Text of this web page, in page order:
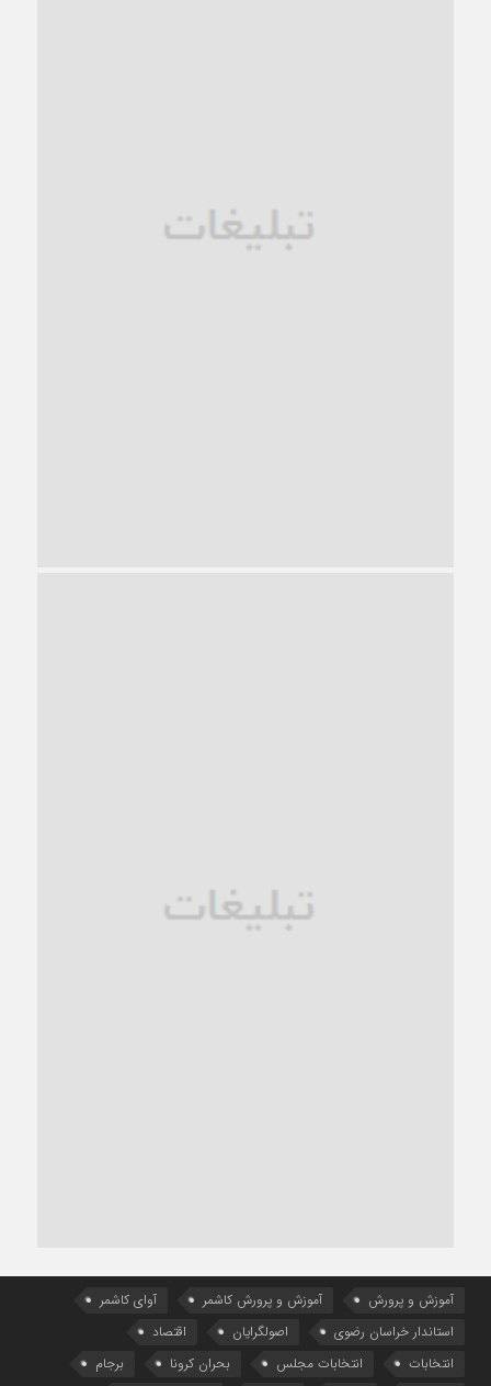
آموزش و پرورش آموزش و پرورش کاشمر
آوای کاشمر
استاندار خراسان رضوی
اصولگرایان
اقتصاد
انتخابات
انتخابات مجلس بحران کرونا
برجام